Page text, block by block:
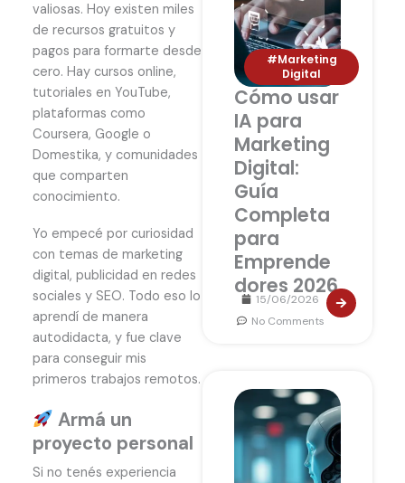
valiosas. Hoy existen miles
de recursos gratuitos y
pagos para formarte desde
cero. Hay cursos online,
tutoriales en YouTube,
plataformas como
Coursera, Google o
Domestika, y comunidades
que comparten
conocimiento.
Yo empecé por curiosidad
con temas de marketing
digital, publicidad en redes
sociales y SEO. Todo eso lo
aprendí de manera
autodidacta, y fue clave
para conseguir mis
primeros trabajos remotos.
Armá un
proyecto personal
Si no tenés experiencia
#Marketing
Digital
Cómo usar
IA para
Marketing
Digital:
Guía
Completa
para
Emprende
dores 2026
15/06/2026
No Comments